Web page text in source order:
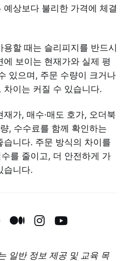
예상보다 불리한 가격에 체결
용할 때는 슬리피지를 반드시
에 보이는 현재가와 실제 평
있으며, 주문 수량이 크거나
차이는 커질 수 있습니다.
가, 매수·매도 호가, 오더북
, 수수료를 함께 확인하는
습니다. 주문 방식의 차이를
를 줄이고, 더 안전하게 가
습니다.
일반 정보 제공 및 교육 목